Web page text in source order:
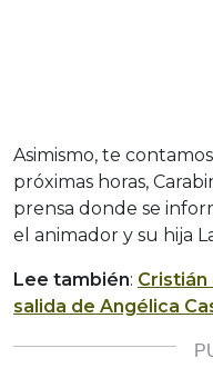
Asimismo, te
próximas horas,
prensa donde se
el animador y su hija
Lee también: Cristián
salida de Angélica